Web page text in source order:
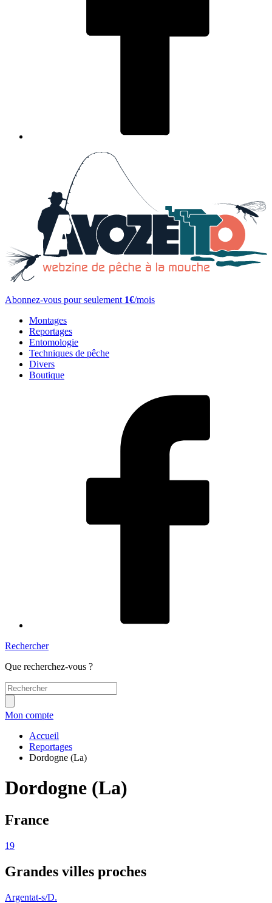
Abonnez-vous pour seulement 1€/mois
Montages
Reportages
Entomologie
Techniques de pêche
Divers
Boutique
Rechercher
Que recherchez-vous ?
Mon compte
Accueil
Reportages
Dordogne (La)
Dordogne (La)
France
19
Grandes villes proches
Argentat-s/D.